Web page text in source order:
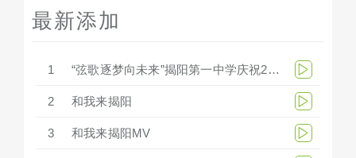
最新添加
1 “弦歌逐梦向未来”揭阳第一中学庆祝279周年华诞文艺汇演
2 和我来揭阳
3 和我来揭阳MV